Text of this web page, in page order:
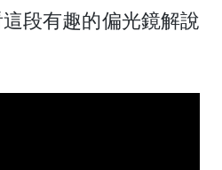
段有趣的偏光鏡解說